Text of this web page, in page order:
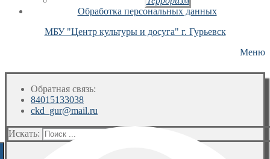
Обработка персональных данных
МБУ "Центр культуры и досуга" г. Гурьевск
Меню
Обратная связь:
84015133038
ckd_gur@mail.ru
Искать: